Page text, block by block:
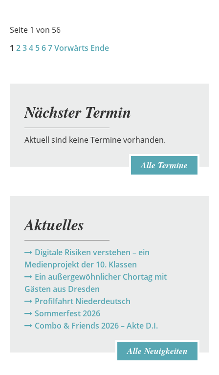
Seite 1 von 56
1 234 567Vorwärts Ende
Nächster Termin
Aktuell sind keine Termine vorhanden.
Alle Termine
Aktuelles
Digitale Risiken verstehen – ein
Medienprojekt der 10. Klassen
Ein außergewöhnlicher Chortag mit
Gästen aus Dresden
Profilfahrt Niederdeutsch
Sommerfest 2026
Combo & Friends 2026 – Akte D.I.
Alle Neuigkeiten